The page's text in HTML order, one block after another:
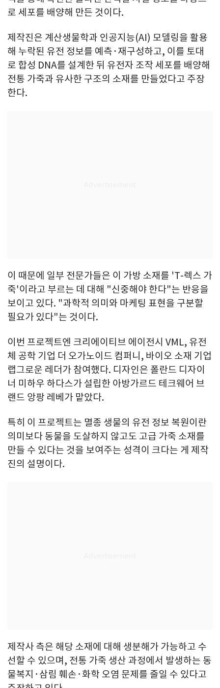
로 세포를 배양해 만든 것이다.
제작진은 계산생물학과 인공지능(AI) 모델링을 활용
해 누락된 유전 정보를 예측·재구성하고, 이를 토대
로 합성 DNA를 설계한 뒤 유전자 조작 세포를 배양해
전통 가죽과 유사한 구조의 소재를 만들었다고 주장
한다.
이 때문에 일부 전문가들은 이 가방 소재를 'T-렉스 가
죽'이라고 부르는 데 대해 "신중해야 한다"는 반응을
보이고 있다. "과학적 의미와 마케팅 표현을 구분할
필요가 있다"는 것이다.
이번 프로젝트엔 크리에이티브 에이전시 VML, 유전
체 공학 기업 더 오가노이드 컴퍼니, 바이오 소재 기업
랩그로운 레더가 참여했다. 디자인은 폴란드 디자이
너 미하우 하다스가 설립한 아방가르드 테크웨어 브
랜드 앙팡 레베가 맡았다.
특히 이 프로젝트는 멸종 생물의 유전 정보 복원이란
의미보다 동물을 도살하지 않고도 고급 가죽 소재를
만들 수 있다는 것을 보여주는 성격이 크다는 게 제작
진의 설명이다.
제작사 측은 해당 소재에 대해 생분해가 가능하고 수
선할 수 있으며, 전통 가죽 생산 과정에서 발생하는 동
물복지·삼림 훼손·화학 오염 문제를 줄일 수 있다고